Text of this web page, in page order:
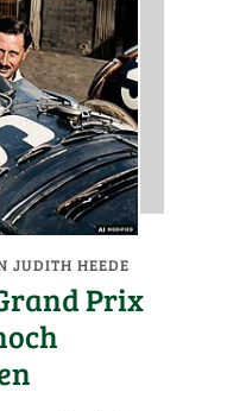
JUDITH HEEDE
Prix